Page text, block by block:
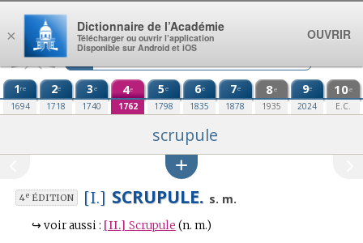
Aller au contenu
1re
1694
2e
1718
3e
1740
4e
1762
5e
1798
6e
1835
7e
1878
8e
1935
9e
2024
10e
E.C.
scrupule
4eÉDITION [I.] SCRUPULE. s. m.
↪ voir aussi : [II.] Scrupule (n. m.)
×
Dictionnaire de l’Académie
Télécharger ou ouvrir l’application
Disponible sur Android et iOS
OUVRIR